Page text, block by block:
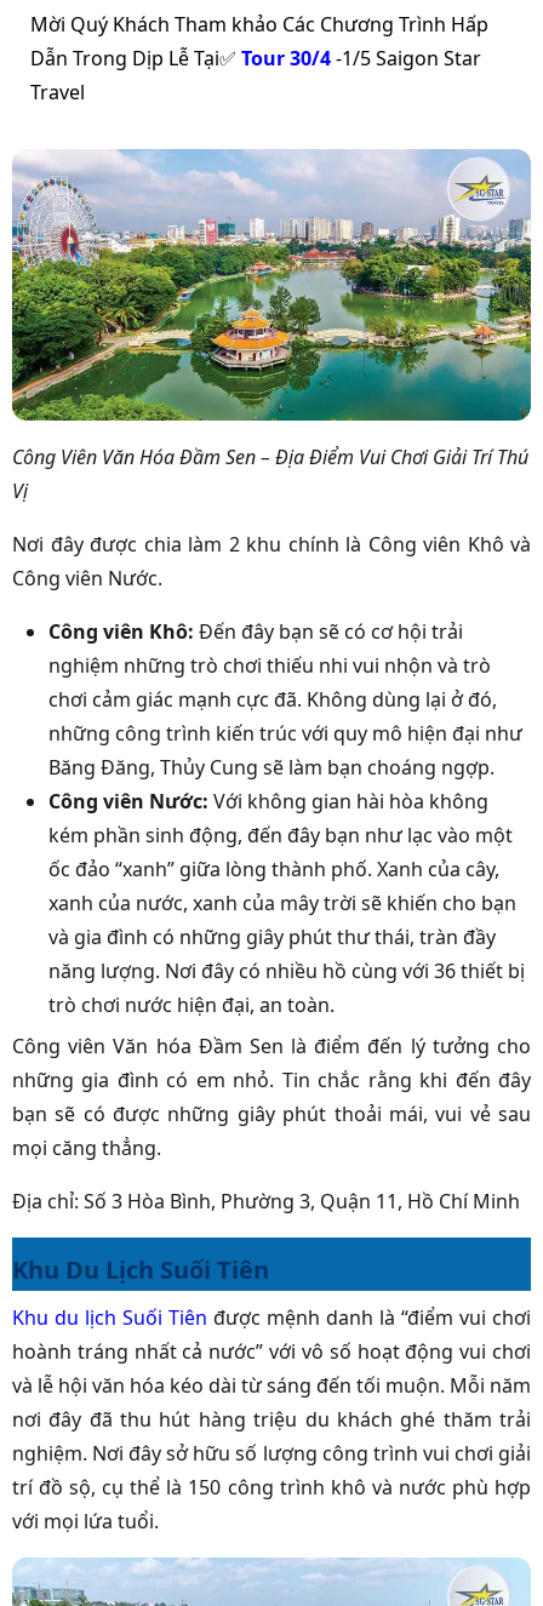
Mời Quý Khách Tham khảo Các Chương Trình Hấp
Dẫn Trong Dịp Lễ Tại✅ Tour 30/4-1/5 Saigon Star
Travel
Công Viên Văn Hóa Đầm Sen – Địa Điểm Vui Chơi Giải Trí Thú
Vị
Nơi đây được chia làm 2 khu chính là Công viên Khô và
Công viên Nước.
Công viên Khô: Đến đây bạn sẽ có cơ hội trải
nghiệm những trò chơi thiếu nhi vui nhộn và trò
chơi cảm giác mạnh cực đã. Không dùng lại ở đó,
những công trình kiến trúc với quy mô hiện đại như
Băng Đăng, Thủy Cung sẽ làm bạn choáng ngợp.
Công viên Nước: Với không gian hài hòa không
kém phần sinh động, đến đây bạn như lạc vào một
ốc đảo “xanh” giữa lòng thành phố. Xanh của cây,
xanh của nước, xanh của mây trời sẽ khiến cho bạn
và gia đình có những giây phút thư thái, tràn đầy
năng lượng. Nơi đây có nhiều hồ cùng với 36 thiết bị
trò chơi nước hiện đại, an toàn.
Công viên Văn hóa Đầm Sen là điểm đến lý tưởng cho
những gia đình có em nhỏ. Tin chắc rằng khi đến đây
bạn sẽ có được những giây phút thoải mái, vui vẻ sau
mọi căng thẳng.
Địa chỉ: Số 3 Hòa Bình, Phường 3, Quận 11, Hồ Chí Minh
Khu Du Lịch Suối Tiên
Khu du lịch Suối Tiên được mệnh danh là “điểm vui chơi
hoành tráng nhất cả nước” với vô số hoạt động vui chơi
và lễ hội văn hóa kéo dài từ sáng đến tối muộn. Mỗi năm
nơi đây đã thu hút hàng triệu du khách ghé thăm trải
nghiệm. Nơi đây sở hữu số lượng công trình vui chơi giải
trí đồ sộ, cụ thể là 150 công trình khô và nước phù hợp
với mọi lứa tuổi.